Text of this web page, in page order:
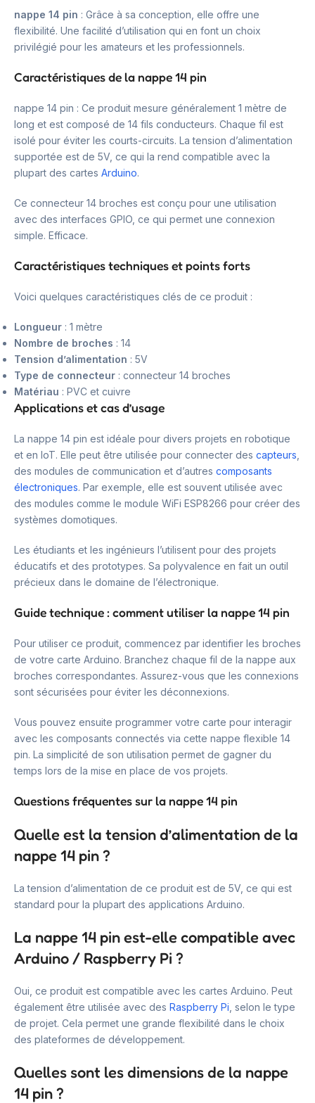
nappe 14 pin : Grâce à sa conception, elle offre une
flexibilité. Une facilité d’utilisation qui en font un choix
privilégié pour les amateurs et les professionnels.
Caractéristiques de la nappe 14 pin
nappe 14 pin : Ce produit mesure généralement 1 mètre de
long et est composé de 14 fils conducteurs. Chaque fil est
isolé pour éviter les courts-circuits. La tension d’alimentation
supportée est de 5V, ce qui la rend compatible avec la
plupart des cartes Arduino.
Ce connecteur 14 broches est conçu pour une utilisation
avec des interfaces GPIO, ce qui permet une connexion
simple. Efficace.
Caractéristiques techniques et points forts
Voici quelques caractéristiques clés de ce produit :
Longueur : 1 mètre
Nombre de broches : 14
Tension d’alimentation : 5V
Type de connecteur : connecteur 14 broches
Matériau : PVC et cuivre
Applications et cas d’usage
La nappe 14 pin est idéale pour divers projets en robotique
et en IoT. Elle peut être utilisée pour connecter des capteurs
des modules de communication et d’autres composants
électroniques. Par exemple, elle est souvent utilisée avec
des modules comme le module WiFi ESP8266 pour créer des
systèmes domotiques.
Les étudiants et les ingénieurs l’utilisent pour des projets
éducatifs et des prototypes. Sa polyvalence en fait un outil
précieux dans le domaine de l’électronique.
Guide technique : comment utiliser la nappe 14 pin
Pour utiliser ce produit, commencez par identifier les broches
de votre carte Arduino. Branchez chaque fil de la nappe aux
broches correspondantes. Assurez-vous que les connexions
sont sécurisées pour éviter les déconnexions.
Vous pouvez ensuite programmer votre carte pour interagir
avec les composants connectés via cette nappe flexible 14
pin. La simplicité de son utilisation permet de gagner du
temps lors de la mise en place de vos projets.
Questions fréquentes sur la nappe 14 pin
Quelle est la tension d’alimentation de la
nappe 14 pin ?
La tension d’alimentation de ce produit est de 5V, ce qui est
standard pour la plupart des applications Arduino.
La nappe 14 pin est-elle compatible avec
Arduino / Raspberry Pi ?
Oui, ce produit est compatible avec les cartes Arduino. Peut
également être utilisée avec des Raspberry Pi , selon le type
de projet. Cela permet une grande flexibilité dans le choix
des plateformes de développement.
Quelles sont les dimensions de la nappe
14 pin ?